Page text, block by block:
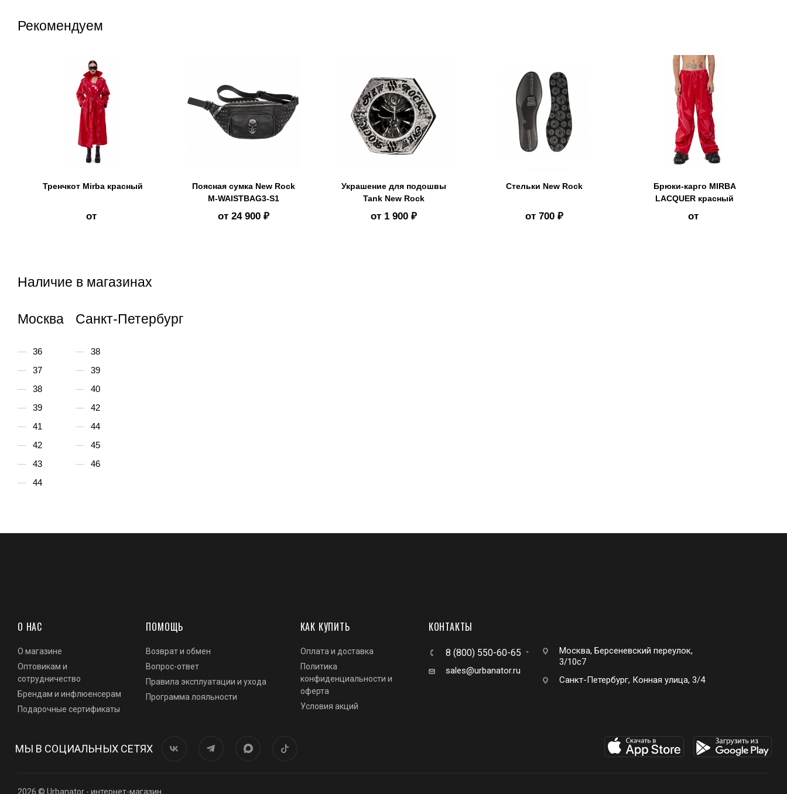
Рекомендуем
Тренчкот Mirba красный
от
Поясная сумка New Rock
M-WAISTBAG3-S1
от 24 900 ₽
Украшение для подошвы
Tank New Rock
от 1 900 ₽
Стельки New Rock
от 700 ₽
Брюки-карго MIRBA
LACQUER красный
от
Наличие в магазинах
Москва
36
37
38
39
41
42
43
44
Санкт-Петербург
38
39
40
42
44
45
46
О НАС
О магазине
Оптовикам и
сотрудничество
Брендам и инфлюенсерам
Подарочные сертификаты
ПОМОЩЬ
Возврат и обмен
Вопрос-ответ
Правила эксплуатации и ухода
Программа лояльности
КАК КУПИТЬ
Оплата и доставка
Политика
конфиденциальности и
оферта
Условия акций
КОНТАКТЫ
8 (800) 550-60-65
sales@urbanator.ru
Москва, Берсеневский переулок,
3/10с7
Санкт-Петербург, Конная улица, 3/4
МЫ В СОЦИАЛЬНЫХ СЕТЯХ
2026 © Urbanator - интернет-магазин